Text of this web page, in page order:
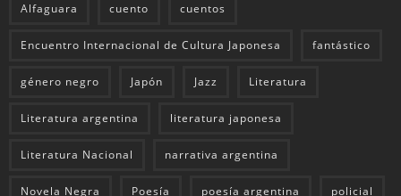
Alfaguara cuento cuentos
Encuentro Internacional de Cultura Japonesa fantástico
género negro Japón Jazz Literatura
Literatura argentina literatura japonesa
Literatura Nacional narrativa argentina
Novela Negra Poesía poesía argentina policial